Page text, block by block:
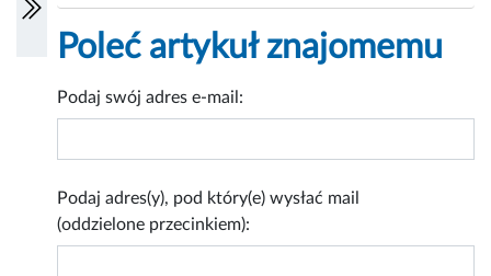
Poleć artykuł znajomemu
Podaj swój adres e-mail:
Podaj adres(y), pod który(e) wysłać mail
(oddzielone przecinkiem):